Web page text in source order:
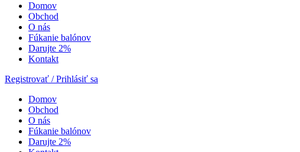
Domov
Obchod
O nás
Fúkanie balónov
Darujte 2%
Kontakt
Registrovať / Prihlásiť sa
Domov
Obchod
O nás
Fúkanie balónov
Darujte 2%